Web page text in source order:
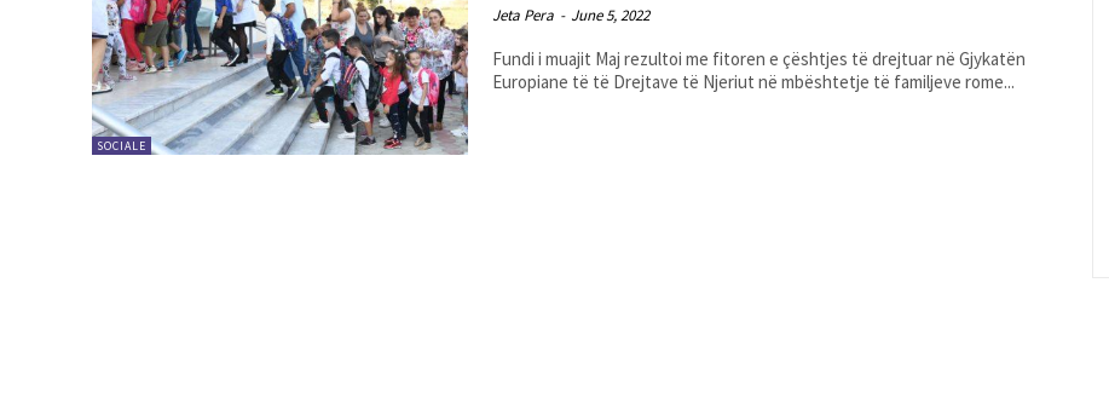
SOCIALE
Jeta Pera - June 5, 2022
Fundi i muajit Maj rezultoi me fitoren e çështjes të drejtuar në Gjykatën
Europiane të të Drejtave të Njeriut në mbështetje të familjeve rome...